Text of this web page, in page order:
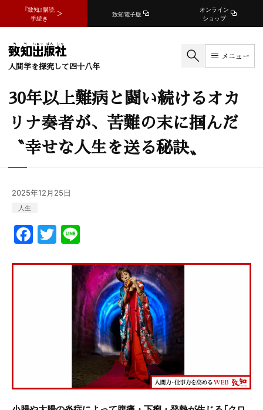
『致知』購読
手続き
致知電子版
オンライン
ショップ
人間学を探究して四十八年
メニュー
30年以上難病と闘い続けるオカ
リナ奏者が、苦難の末に掴んだ
〝幸せな人生を送る秘訣〟
2025年12月25日
人生
F
a
c
T
w
itt
er
e